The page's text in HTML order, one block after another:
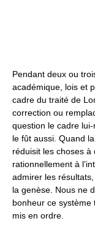
Pendant deux ou
académique, lois et
cadre du traité de
correction ou
question le cadre
le fût aussi. Quand
réduisit les choses
rationnellement à
admirer les
la genèse. Nous ne
bonheur ce
mis en ordre.